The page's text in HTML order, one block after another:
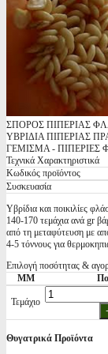
ΣΠΟΡΟΣ ΠΙΠΕΡΙΑΣ
ΥΒΡΙΔΙΑ ΠΙΠΕΡΙΑΣ
ΓΕΜΙΣΜΑ - ΠΙΠΕΡΙΕΣ
Τεχνικά Χαρακτηριστικά
Κωδικός προϊόντος
Συσκευασία
Υβρίδια και ποικιλίες
140-170 τεμάχια ανά gr
από τη μεταφύτευση με
4-5 τόννους για
Επιλογή ποσότητας &
ΜΜ
Τεμάχιο
Θυγατρικά Προϊόντα